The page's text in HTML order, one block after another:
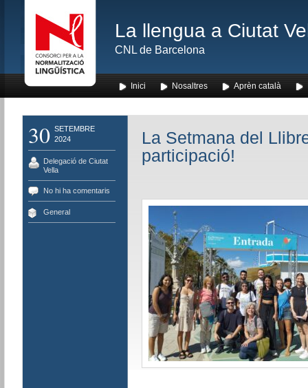
La llengua a Ciutat
CNL de Barcelona
Inici Nosaltres Aprèn català
30 SETEMBRE
2024
Delegació de Ciutat
Vella
No hi ha comentaris
General
La Setmana del
participació!